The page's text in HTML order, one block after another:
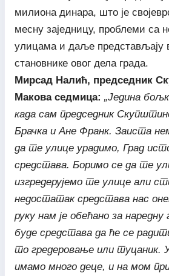
милиона динара, што је
месну заједницу, проблеми са
улицама и даље представљају
становнике овог дела града.
Мирсад Налић, председник
Макова седмица: „Једина
када сам председник
Брачка и Ане Франк. Заиста
да те улице урадимо, Град
средстава. Боримо се да те
изгредерујемо те улице али
недостатак средстава нас
руку нам је обећано за наредну
буде средстава да ће се
то гредеровање или туцаник.
имамо много деце, и на мом